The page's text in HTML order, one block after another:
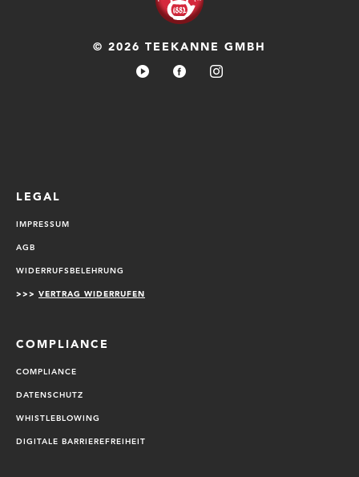
© 2026 TEEKANNE GMBH
LEGAL
IMPRESSUM
AGB
WIDERRUFSBELEHRUNG
>>> VERTRAG WIDERRUFEN
COMPLIANCE
COMPLIANCE
DATENSCHUTZ
WHISTLEBLOWING
DIGITALE BARRIEREFREIHEIT